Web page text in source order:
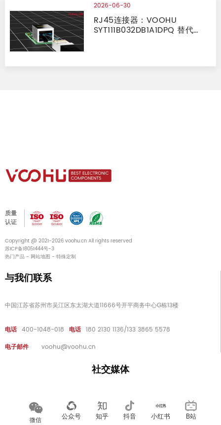
2026-06-30
RJ45连接器：VOOHU
SYT111B032DB1A1DPQ 替代
质量
认证
Copyright @ 2021-2026 voohu.cn All rights reserved
苏ICP备18051444号-3
热门产品 - 网站地图 - 特殊定制
与我们联系
中国江苏省苏州市吴江区东太湖大道11666号开平商务中心G栋13楼
电话 400-1048-018 电话 180 2130 1136/133 3865 5578
电子邮件
voohu@voohu.cn
社交媒体
微信 公众号 知乎 抖音 小红书 B站